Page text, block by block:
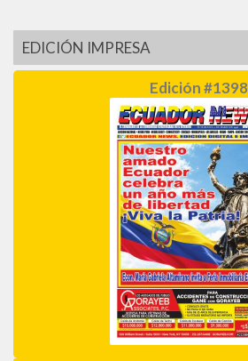
EDICIÓN IMPRESA
Edición #1398